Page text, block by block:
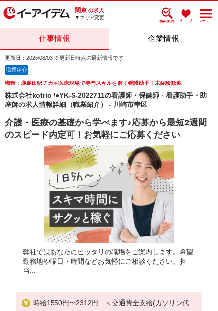
関東 の求人
▼エリア変更
仕事情報 企業情報
更新日：2026/08/03 ※更新日時点の最新情報です
職業紹介
職種：鹿島田駅チカ≫医療現場で専門スキルを磨く看護助手！未経験歓迎
株式会社kotrio /●YK-S-2022711の看護師・保健師・看護助手・助
産師の求人情報詳細（職業紹介） - 川崎市幸区
介護・医療の基礎から学べます♪応募から最短2週間
のスピード内定可！お気軽にご応募ください
弊社ではあなたにピッタリの職場をご案内します。希望
勤務地や曜日・時間などお気軽にご相談ください。担
当...
時給1550円〜2312円 ＜交通費全支給(ガソリン代含